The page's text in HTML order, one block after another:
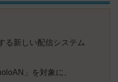
る新しい配信システム
」を対象に、